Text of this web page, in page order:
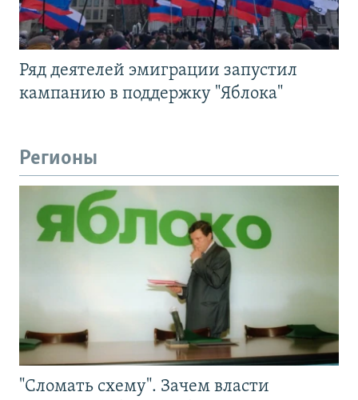
Ряд деятелей эмиграции запустил
кампанию в поддержку "Яблока"
Регионы
"Сломать схему". Зачем власти